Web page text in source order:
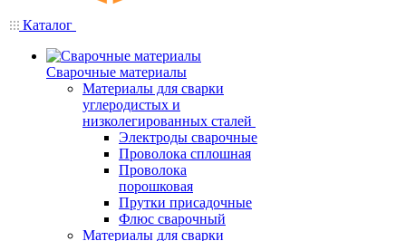
Каталог
Сварочные материалы
Материалы для сварки
углеродистых и
низколегированных сталей
Электроды сварочные
Проволока сплошная
Проволока
порошковая
Прутки присадочные
Флюс сварочный
Материалы для сварки